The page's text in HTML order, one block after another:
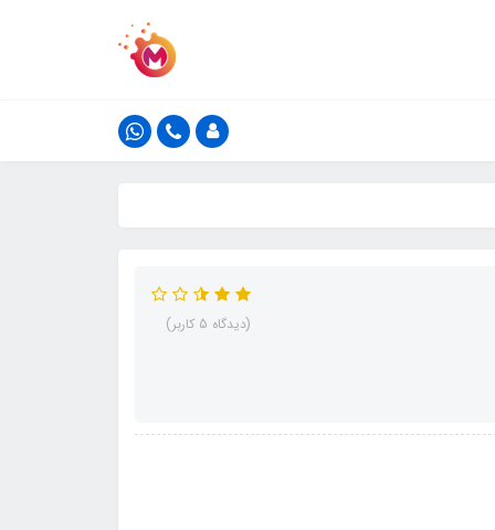
(دیدگاه 5 کاربر)